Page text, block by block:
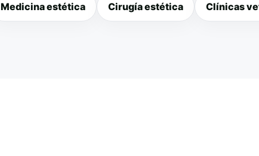
Medicina estética Cirugía estética Clínicas